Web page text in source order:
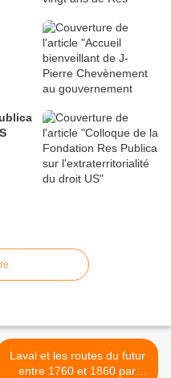
Laval et les routes du futur
entre 1760 et 1860 par